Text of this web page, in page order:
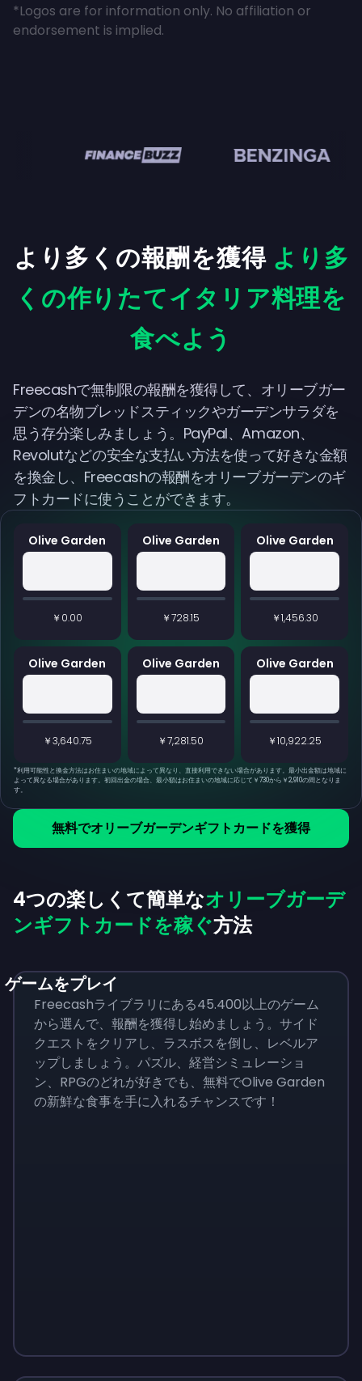
*Logos are for information only. No affiliation or
endorsement is implied.
無料でオリーブガーデンギフトカードを獲得
Olive Garden
￥0.00
Olive Garden
￥728.15
Olive Garden
￥1,456.30
Olive Garden
￥3,640.75
Olive Garden
￥7,281.50
Olive Garden
￥10,922.25
*利用可能性と換金方法はお住まいの地域によって異なり、直接利用できない場合があります。最小出金額は地域に
よって異なる場合があります。初回出金の場合、最小額はお住まいの地域に応じて￥730から￥2,910の間となりま
す。
より多くの報酬を獲得 より多
くの作りたてイタリア料理を
食べよう
Freecashで無制限の報酬を獲得して、オリーブガー
デンの名物ブレッドスティックやガーデンサラダを
思う存分楽しみましょう。PayPal、Amazon、
Revolutなどの安全な支払い方法を使って好きな金額
を換金し、Freecashの報酬をオリーブガーデンのギ
フトカードに使うことができます。
4つの楽しくて簡単なオリーブガーデ
ンギフトカードを稼ぐ方法
ゲームをプレイ
Freecashライブラリにある45.400以上のゲーム
から選んで、報酬を獲得し始めましょう。サイド
クエストをクリアし、ラスボスを倒し、レベルア
ップしましょう。パズル、経営シミュレーショ
ン、RPGのどれが好きでも、無料でOlive Garden
の新鮮な食事を手に入れるチャンスです！